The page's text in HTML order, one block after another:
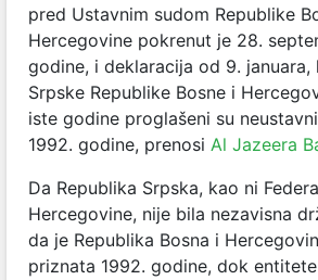
pred Ustavnim sudom Republike
Hercegovine pokrenut je 28.
godine, i deklaracija od 9. januara,
Srpske Republike Bosne i
iste godine proglašeni su
1992. godine, prenosi Al Jazeera
Da Republika Srpska, kao ni
Hercegovine, nije bila nezavisna
da je Republika Bosna i
priznata 1992. godine, dok